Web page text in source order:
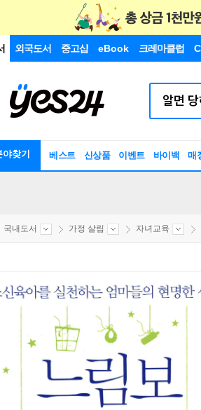
외국도서 중고샵 eBook 크레마클럽
찾기 베스트 신상품 이벤트 바이백 매
국내도서 가정 살림 자녀교육